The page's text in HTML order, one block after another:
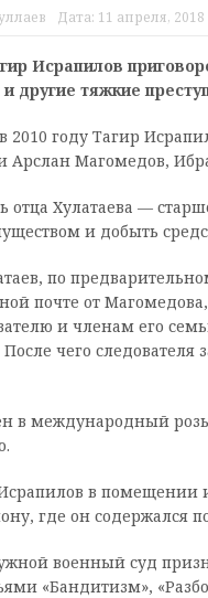
Дата: 11 апреля, 2018
Исрапилов
другие тяжкие
году Тагир
Арслан Магомедов,
Хулатаева —
и добыть
по
почте от
и членам его
чего
в международный
в помещении
где он содержался
военный суд
«Бандитизм»,